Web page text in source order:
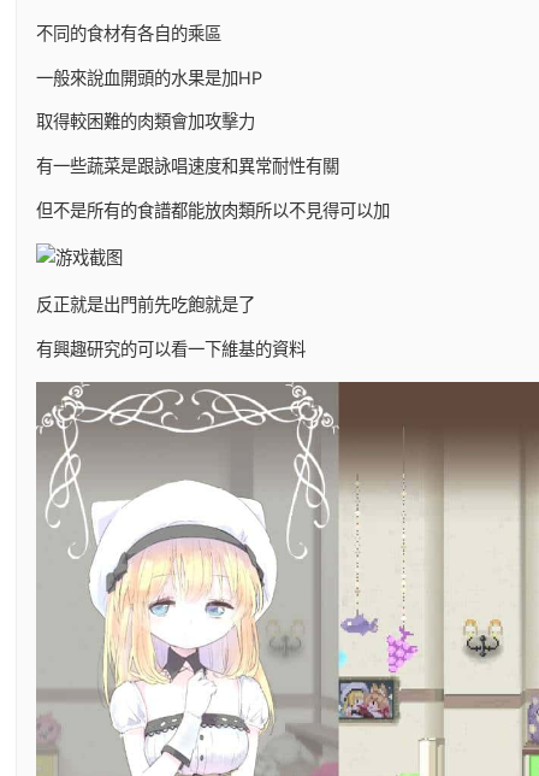
不同的食材有各自的乘區
一般來說血開頭的水果是加HP
取得較困難的肉類會加攻擊力
有一些蔬菜是跟詠唱速度和異常耐性有關
但不是所有的食譜都能放肉類所以不見得可以加
反正就是出門前先吃飽就是了
有興趣研究的可以看一下維基的資料